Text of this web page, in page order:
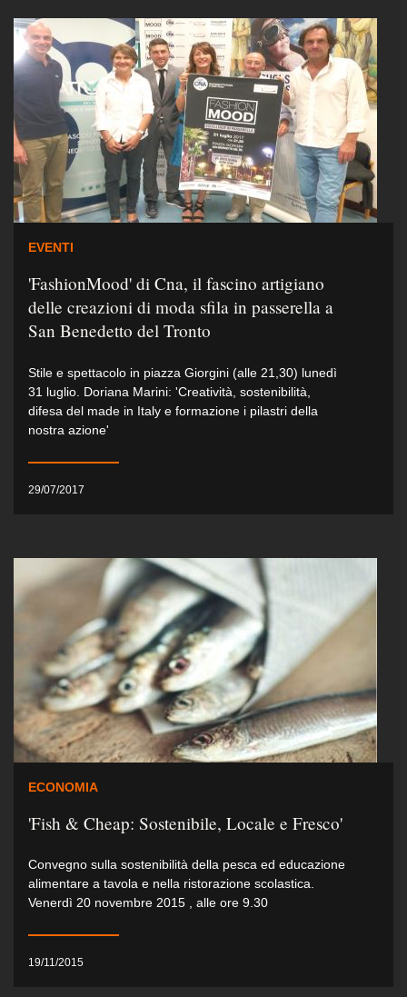
EVENTI
'FashionMood' di Cna, il fascino artigiano
delle creazioni di moda sfila in passerella a
San Benedetto del Tronto
Stile e spettacolo in piazza Giorgini (alle 21,30) lunedì
31 luglio. Doriana Marini: 'Creatività, sostenibilità,
difesa del made in Italy e formazione i pilastri della
nostra azione'
29/07/2017
ECONOMIA
'Fish & Cheap: Sostenibile, Locale e Fresco'
Convegno sulla sostenibilità della pesca ed educazione
alimentare a tavola e nella ristorazione scolastica.
Venerdì 20 novembre 2015 , alle ore 9.30
19/11/2015